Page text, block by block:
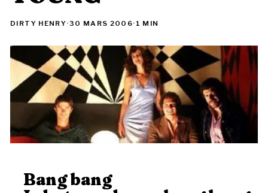
DIRTY HENRY·30 MARS 2006· 1 MIN
Bang bang